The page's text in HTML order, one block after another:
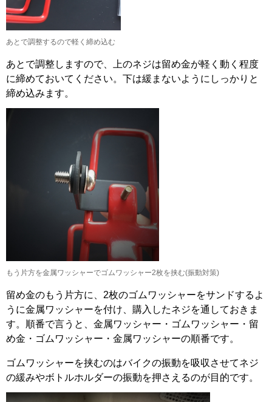
あとで調整するので軽く締め込む
あとで調整しますので、上のネジは留め金が軽く動く程度
に締めておいてください。下は緩まないようにしっかりと
締め込みます。
もう片方を金属ワッシャーでゴムワッシャー2枚を挟む(振動対策)
留め金のもう片方に、2枚のゴムワッシャーをサンドするよ
うに金属ワッシャーを付け、購入したネジを通しておきま
す。順番で言うと、金属ワッシャー・ゴムワッシャー・留
め金・ゴムワッシャー・金属ワッシャーの順番です。
ゴムワッシャーを挟むのはバイクの振動を吸収させてネジ
の緩みやボトルホルダーの振動を押さえるのが目的です。